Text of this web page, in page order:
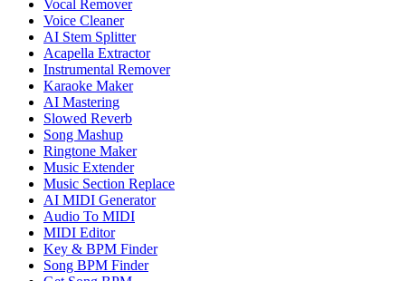
Vocal Remover
Voice Cleaner
AI Stem Splitter
Acapella Extractor
Instrumental Remover
Karaoke Maker
AI Mastering
Slowed Reverb
Song Mashup
Ringtone Maker
Music Extender
Music Section Replace
AI MIDI Generator
Audio To MIDI
MIDI Editor
Key & BPM Finder
Song BPM Finder